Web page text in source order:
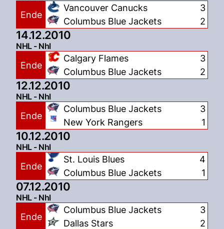
Ende
Vancouver Canucks
Columbus Blue Jackets
3
2
14.12.2010
NHL - Nhl
Ende
Calgary Flames
Columbus Blue Jackets
3
2
12.12.2010
NHL - Nhl
Ende
Columbus Blue Jackets
New York Rangers
3
1
10.12.2010
NHL - Nhl
Ende
St. Louis Blues
Columbus Blue Jackets
4
1
07.12.2010
NHL - Nhl
Ende
Columbus Blue Jackets
Dallas Stars
3
2